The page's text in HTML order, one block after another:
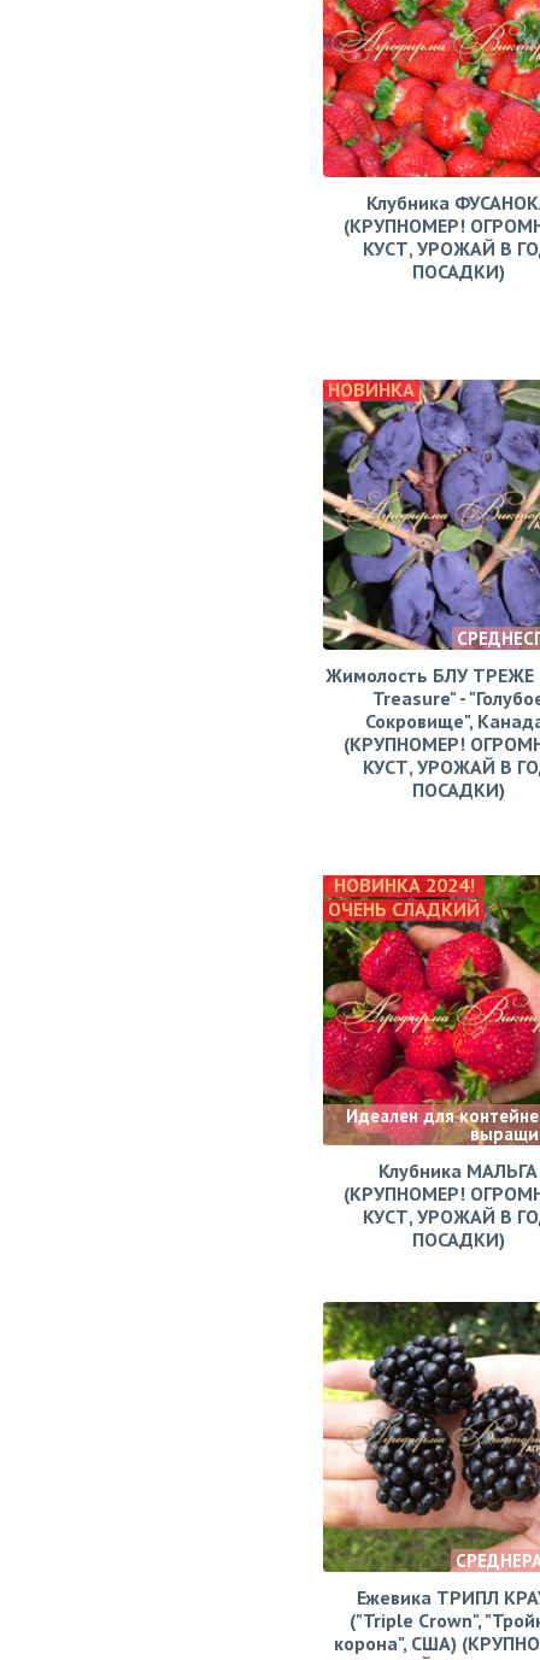
Клубника
(КРУПНОМЕР!
КУСТ, УРОЖАЙ В
ПОСАДКИ)
НОВИНКА
Жимолость БЛУ ТРЕЖЕ
Treasure" -
Сокровище",
(КРУПНОМЕР!
КУСТ, УРОЖАЙ В
ПОСАДКИ)
НОВИНКА 2024!
ОЧЕНЬ СЛАДКИЙ
Идеален для
Клубника МАЛЬГА
(КРУПНОМЕР!
КУСТ, УРОЖАЙ В
ПОСАДКИ)
Ежевика ТРИПЛ
("Triple Crown",
корона", США)